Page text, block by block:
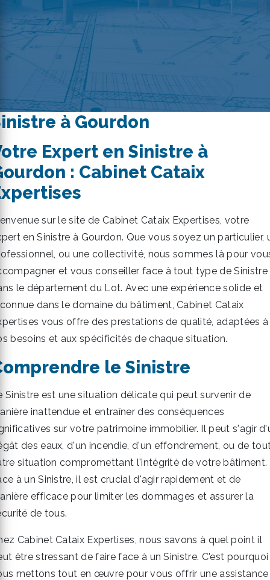
à Gourdon
Expert en Sinistre à
: Cabinet Cataix
sur le site de Cabinet Cataix Expertises, votre
en Sinistre à Gourdon. Que vous soyez un particulier,
ou une collectivité, nous sommes là pour
et vous conseiller face à tout type de Sinistre
le département du Lot. Avec une expérience solide et
dans le domaine du bâtiment, Cabinet Cataix
vous offre des prestations de qualité, adaptées à
besoins et aux spécificités de chaque situation.
le Sinistre
Sinistre est une situation délicate qui peut survenir de
inattendue et entraîner des conséquences
sur votre patrimoine immobilier. Il peut s'agir
des eaux, d'un incendie, d'un effondrement, ou de
situation compromettant l'intégrité de votre bâtiment.
à un Sinistre, il est crucial d'agir rapidement et de
efficace pour limiter les dommages et assurer la
de tous.
Cabinet Cataix Expertises, nous savons à quel point il
être stressant de faire face à un Sinistre. C'est pourquoi
mettons tout en œuvre pour vous offrir une assistance